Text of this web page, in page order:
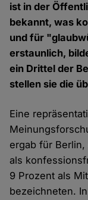
ist in der
bekannt, was
und für
erstaunlich,
ein Drittel der
stellen sie die
Eine
ergab für
als
9 Prozent als
bezeichneten.